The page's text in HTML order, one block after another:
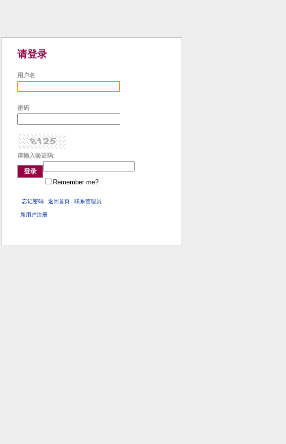
请登录
用户名
密码
请输入验证码:
登录
Remember me?
忘记密码 返回首页 联系管理员
新用户注册